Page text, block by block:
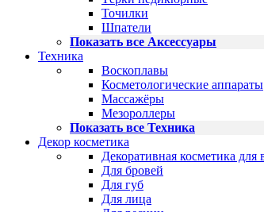
Точилки
Шпатели
Показать все Аксессуары
Техника
Воскоплавы
Косметологические аппараты
Массажёры
Мезороллеры
Показать все Техника
Декор косметика
Декоративная косметика для
Для бровей
Для губ
Для лица